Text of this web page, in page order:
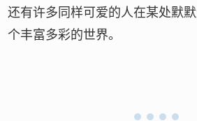
还有许多同样可爱的人在某处默
个丰富多彩的世界。